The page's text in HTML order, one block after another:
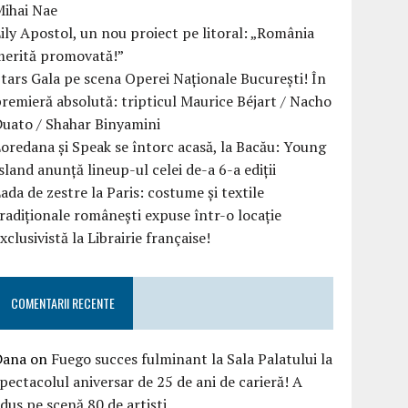
Nae
Apostol, un nou proiect pe litoral: „România
promovată!”
Gala pe scena Operei Naționale București! În
absolută: tripticul Maurice Béjart / Nacho
/ Shahar Binyamini
și Speak se întorc acasă, la Bacău: Young
anunță lineup-ul celei de-a 6-a ediții
de zestre la Paris: costume și textile
românești expuse într-o locație
la Librairie française!
COMENTARII RECENTE
on Fuego succes fulminant la Sala Palatului la
aniversar de 25 de ani de carieră! A